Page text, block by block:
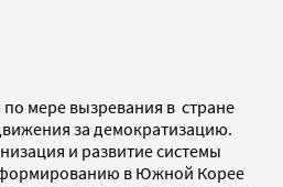
по мере вызревания в стране
за демократизацию.
и развитие системы
в Южной Корее